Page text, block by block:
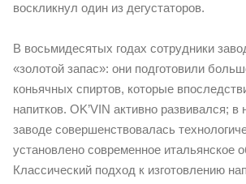
воскликнул один из дегустаторов.
В восьмидесятых годах сотрудники
«золотой запас»: они подготовили
коньячных спиртов, которые
напитков. OK’VIN активно развивался;
заводе совершенствовалась
установлено современное итальянское
Классический подход к изготовлению